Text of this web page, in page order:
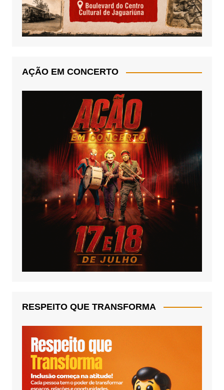
AÇÃO EM CONCERTO
RESPEITO QUE TRANSFORMA